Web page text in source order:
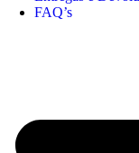
FAQ’s